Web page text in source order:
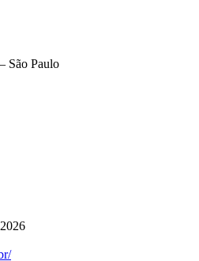
São Paulo